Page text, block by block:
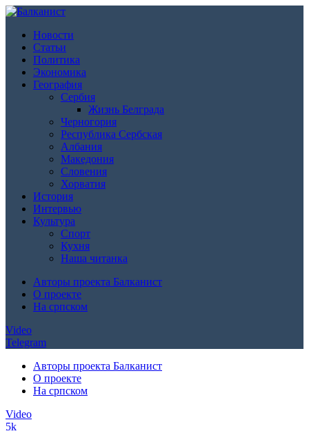
Новости
Статьи
Политика
Экономика
География
Сербия
Жизнь Белграда
Черногория
Республика Сербская
Албания
Македония
Словения
Хорватия
История
Интервью
Культура
Спорт
Кухня
Наша читанка
Авторы проекта Балканист
О проекте
На српском
Video
Telegram
Авторы проекта Балканист
О проекте
На српском
Video
5k